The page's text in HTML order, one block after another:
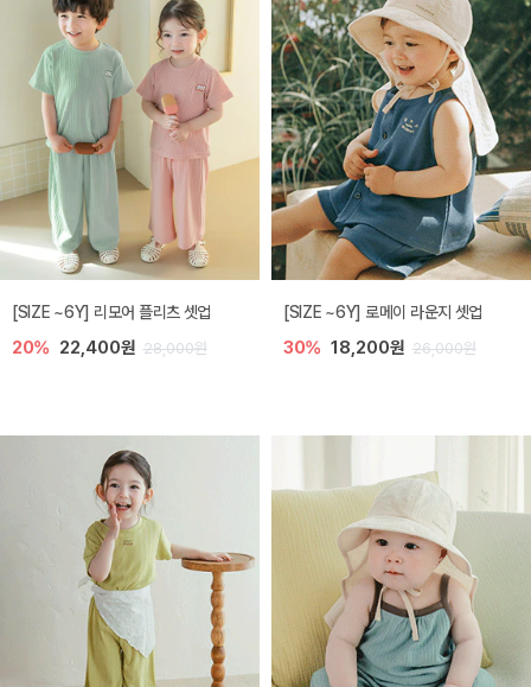
[SIZE ~6Y] 리모어 플리츠 셋업
20% 22,400원 28,000원
[SIZE ~6Y] 로메이 라운지 셋업
30% 18,200원 26,000원